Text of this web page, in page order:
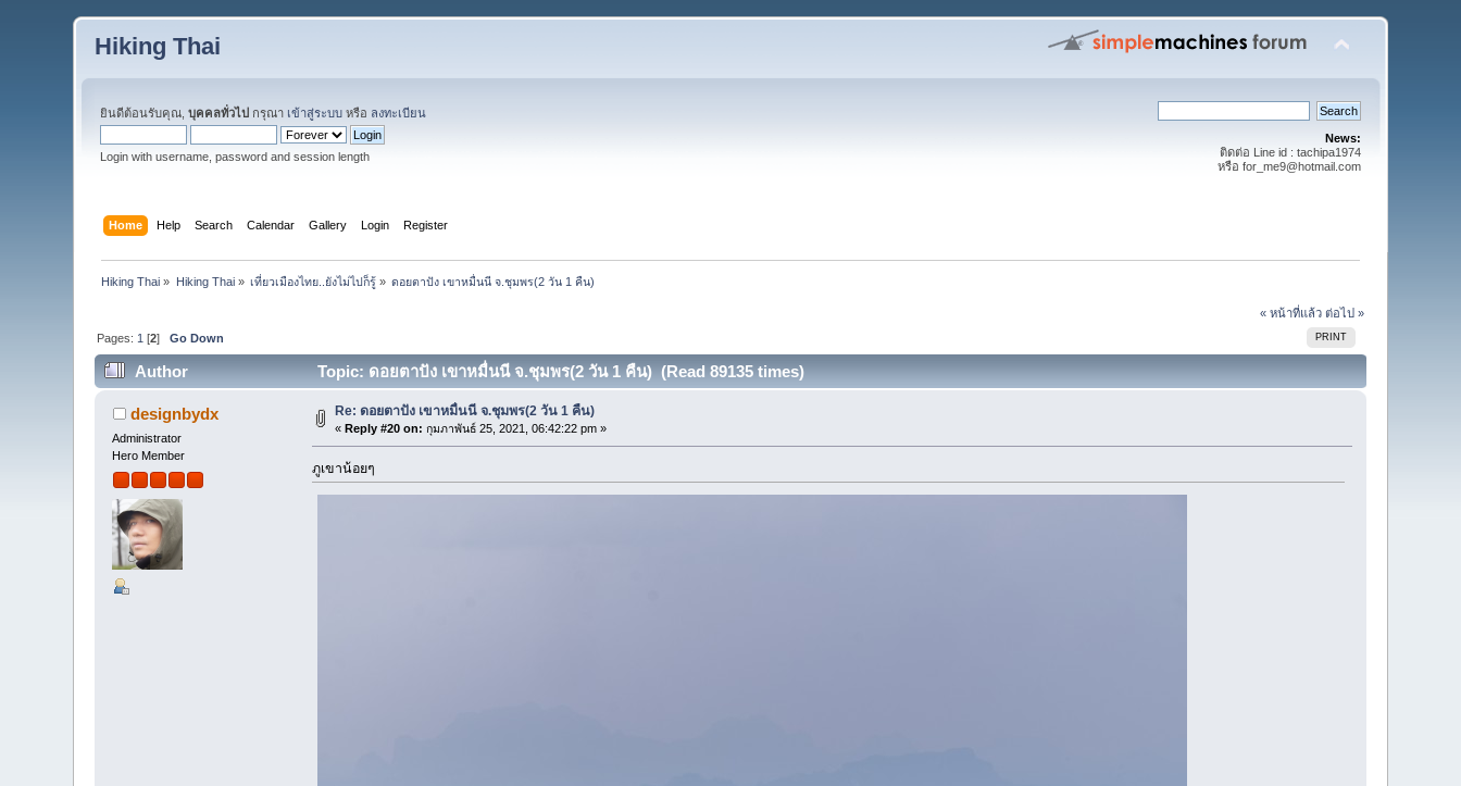
Hiking Thai
ยินดีต้อนรับคุณ,บุคคลทั่วไป กรุณา เข้าสู่ระบบ หรือ ลงทะเบียน
Login with username, password and session length
News:
ติดต่อ Line id : tachipa1974
หรือ for_me9@hotmail.com
Home Help Search Calendar Gallery Login Register
Hiking Thai » Hiking Thai» เที่ยวเมืองไทย..ยังไม่ไปก็รู้ » ดอยตาปัง เขาหมื่นนี จ.ชุมพร(2 วัน 1 คืน)
« หน้าที่แล้ว ต่อไป »
PRINT
Pages: 1 [2]Go Down
Author Topic: ดอยตาปัง เขาหมื่นนี จ.ชุมพร(2 วัน 1 คืน) (Read 89135 times)
designbydx
Administrator
Hero Member
Re: ดอยตาปัง เขาหมื่นนี จ.ชุมพร(2 วัน 1 คืน)
« Reply #20 on: กุมภาพันธ์ 25, 2021, 06:42:22 pm »
ภูเขาน้อยๆ